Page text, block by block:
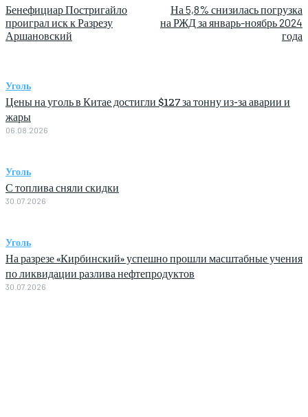
Бенефициар Постригайло
проиграл иск к Разрезу
Аршановский
На 5,8% снизилась погрузка
на РЖД за январь-ноябрь 2024
года
Уголь
Цены на уголь в Китае достигли $127 за тонну из-за аварии и
жары
06.08.2026
Уголь
С топлива сняли скидки
30.07.2026
Уголь
На разрезе «Кирбинский» успешно прошли масштабные учения
по ликвидации разлива нефтепродуктов
30.07.2026